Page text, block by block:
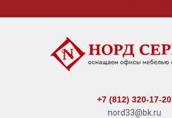
+7 (812) 320-17-20
nord33@bk.ru